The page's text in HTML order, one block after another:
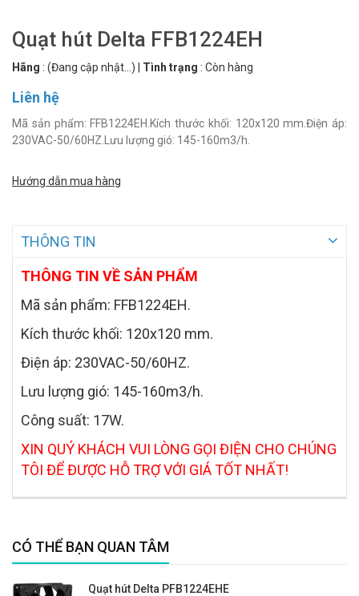
Quạt hút Delta FFB1224EH
Hãng : (Đang cập nhật...) Tình trạng : Còn hàng
Liên hệ
Mã sản phẩm: FFB1224EH.Kích thước khối: 120x120 mm.Điện áp:
230VAC-50/60HZ.Lưu lượng gió: 145-160m3/h.
Hướng dẫn mua hàng
THÔNG TIN
THÔNG TIN VỀ SẢN PHẨM
Mã sản phẩm: FFB1224EH.
Kích thước khối: 120x120 mm.
Điện áp: 230VAC-50/60HZ.
Lưu lượng gió: 145-160m3/h.
Công suất: 17W.
XIN QUÝ KHÁCH VUI LÒNG GỌI ĐIỆN CHO CHÚNG
TÔI ĐỂ ĐƯỢC HỖ TRỢ VỚI GIÁ TỐT NHẤT!
CÓ THỂ BẠN QUAN TÂM
Quạt hút Delta PFB1224EHE